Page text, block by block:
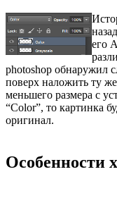
его
photoshop обнаружил
поверх наложить ту
меньшего размера с
“Color”, то картинка
оригинал.
Особенности